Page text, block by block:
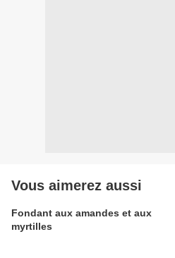
Vous aimerez aussi
Fondant aux amandes et aux
myrtilles